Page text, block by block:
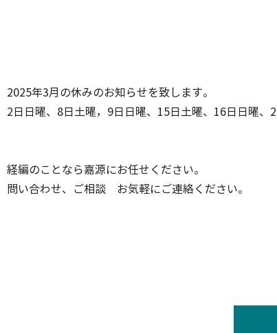
2025年3月の休みのお知らせを致します。
2日日曜、8日土曜，9日日曜、15日土曜、16日日曜、
経編のことなら嘉源にお任せください。
問い合わせ、ご相談 お気軽にご連絡ください。